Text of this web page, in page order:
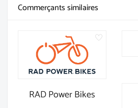
Commerçants similaires
RAD Power Bikes